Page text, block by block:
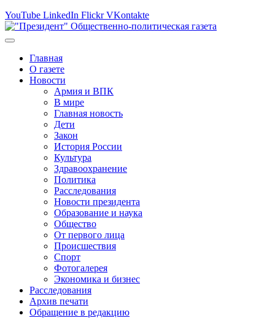
YouTube LinkedIn Flickr VKontakte
Главная
О газете
Новости
Армия и ВПК
В мире
Главная новость
Дети
Закон
История России
Культура
Здравоохранение
Политика
Расследования
Новости президента
Образование и наука
Общество
От первого лица
Происшествия
Спорт
Фотогалерея
Экономика и бизнес
Расследования
Архив печати
Обращение в редакцию